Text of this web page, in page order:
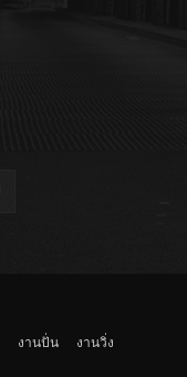
งานปั่น
งานวิ่ง